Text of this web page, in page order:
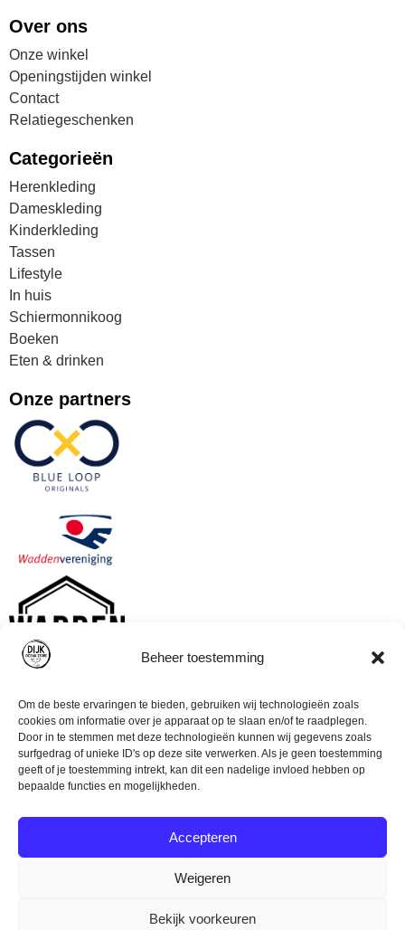
Beheer toestemming
Om de beste ervaringen te bieden, gebruiken wij technologieën zoals
cookies om informatie over je apparaat op te slaan en/of te raadplegen.
Door in te stemmen met deze technologieën kunnen wij gegevens zoals
surfgedrag of unieke ID's op deze site verwerken. Als je geen toestemming
geeft of je toestemming intrekt, kan dit een nadelige invloed hebben op
bepaalde functies en mogelijkheden.
Accepteren
Weigeren
Bekijk voorkeuren
Over ons
Onze winkel
Openingstijden winkel
Contact
Relatiegeschenken
Categorieën
Herenkleding
Dameskleding
Kinderkleding
Tassen
Lifestyle
In huis
Schiermonnikoog
Boeken
Eten & drinken
Onze partners
© Dijk Ocean Store (2023)Algemene voorwaarden